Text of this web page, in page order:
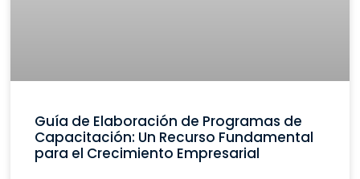
Guía de Elaboración de Programas de
Capacitación: Un Recurso Fundamental
para el Crecimiento Empresarial